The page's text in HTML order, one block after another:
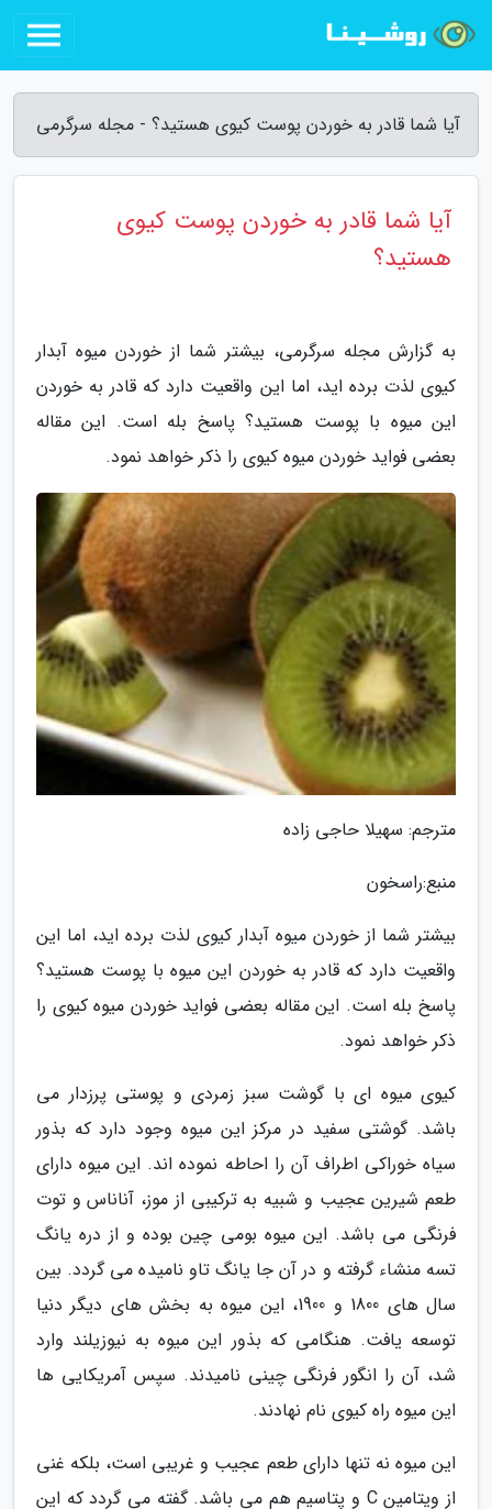
آیا شما قادر به خوردن پوست کیوی هستید؟ - مجله سرگرمی
آیا شما قادر به خوردن پوست کیوی
هستید؟
به گزارش مجله سرگرمی، بیشتر شما از خوردن میوه آبدار
کیوی لذت برده اید، اما این واقعیت دارد که قادر به خوردن
این میوه با پوست هستید؟ پاسخ بله است. این مقاله
بعضی فواید خوردن میوه کیوی را ذکر خواهد نمود.
مترجم: سهیلا حاجی زاده
منبع:راسخون
بیشتر شما از خوردن میوه آبدار کیوی لذت برده اید، اما این
واقعیت دارد که قادر به خوردن این میوه با پوست هستید؟
پاسخ بله است. این مقاله بعضی فواید خوردن میوه کیوی را
ذکر خواهد نمود.
کیوی میوه ای با گوشت سبز زمردی و پوستی پرزدار می
باشد. گوشتی سفید در مرکز این میوه وجود دارد که بذور
سیاه خوراکی اطراف آن را احاطه نموده اند. این میوه دارای
طعم شیرین عجیب و شبیه به ترکیبی از موز، آناناس و توت
فرنگی می باشد. این میوه بومی چین بوده و از دره یانگ
تسه منشاء گرفته و در آن جا یانگ تاو نامیده می گردد. بین
سال های 1800 و 1900، این میوه به بخش های دیگر دنیا
توسعه یافت. هنگامی که بذور این میوه به نیوزیلند وارد
شد، آن را انگور فرنگی چینی نامیدند. سپس آمریکایی ها
این میوه راه کیوی نام نهادند.
این میوه نه تنها دارای طعم عجیب و غریبی است، بلکه غنی
از ویتامین C و پتاسیم هم می باشد. گفته می گردد که این